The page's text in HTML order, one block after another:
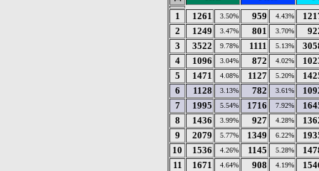
1
1261 3.50% 959 4.43%
2
1249 3.47% 801 3.70%
3
3522 9.78% 1111 5.13%
4
1096 3.04% 872 4.02%
5
1471 4.08% 1127 5.20%
6
1128 3.13% 782 3.61%
7
1995 5.54% 1716 7.92%
8
1436 3.99% 927 4.28%
9
2079 5.77% 1349 6.22%
10
1536 4.26% 1145 5.28%
11
1671 4.64% 908 4.19%